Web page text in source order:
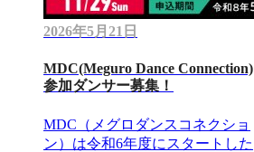
2026年5月21日
MDC(Meguro Dance Connection)
参加ダンサー募集！
MDC（メグロダンスコネクショ
ン）は令和6年度にスタートした